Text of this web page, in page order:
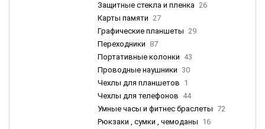
Защитные стекла и пленка 26
Карты памяти 27
Графические планшеты 29
Переходники 87
Портативные колонки 43
Проводные наушники 30
Чехлы для планшетов 1
Чехлы для телефонов 44
Умные часы и фитнес браслеты 72
Рюкзаки , сумки , чемоданы 16